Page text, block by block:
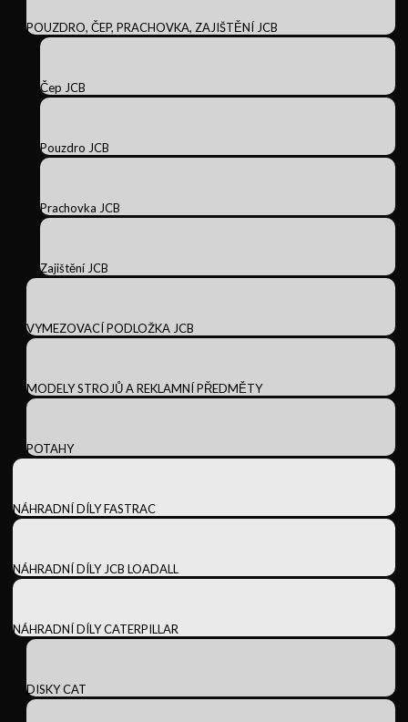
POUZDRO, ČEP, PRACHOVKA, ZAJIŠTĚNÍ JCB
Čep JCB
Pouzdro JCB
Prachovka JCB
Zajištění JCB
VYMEZOVACÍ PODLOŽKA JCB
MODELY STROJŮ A REKLAMNÍ PŘEDMĚTY
POTAHY
NÁHRADNÍ DÍLY FASTRAC
NÁHRADNÍ DÍLY JCB LOADALL
NÁHRADNÍ DÍLY CATERPILLAR
DISKY CAT